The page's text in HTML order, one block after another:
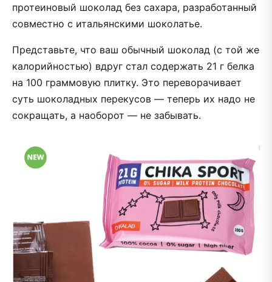
протеиновый шоколад без сахара, разработанный
совместно с итальянскими шоколатье.
Представьте, что ваш обычный шоколад (с той же
калорийностью) вдруг стал содержать 21 г белка
на 100 граммовую плитку. Это переворачивает
суть шоколадных перекусов — теперь их надо не
сокращать, а наоборот — не забывать.